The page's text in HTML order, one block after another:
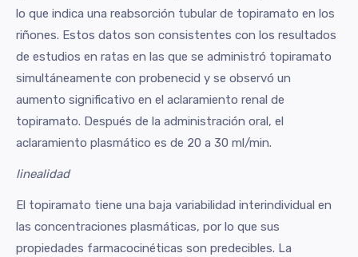
lo que indica una reabsorción tubular de topiramato en los
riñones. Estos datos son consistentes con los resultados
de estudios en ratas en las que se administró topiramato
simultáneamente con probenecid y se observó un
aumento significativo en el aclaramiento renal de
topiramato. Después de la administración oral, el
aclaramiento plasmático es de 20 a 30 ml/min.
linealidad
El topiramato tiene una baja variabilidad interindividual en
las concentraciones plasmáticas, por lo que sus
propiedades farmacocinéticas son predecibles. La